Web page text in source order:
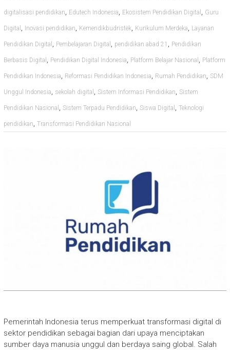
digitalisasi pendidikan, Edutech Indonesia, Ekosistem Pendidikan Digital , Guru
Digital , Inovasi pendidikan, Kemendikbudristek, Kurikulum Merdeka, Layanan
Pendidikan Digital , Pembelajaran Digital , pendidikan abad 21 , Pendidikan
Berbasis Digital , Pendidikan Digital Indonesia, Platform Belajar Nasional , Platform
Pendidikan Indonesia, Reformasi Pendidikan Indonesia, Rumah Pendidikan, SDM
Unggul Indonesia, sekolah digital , Sistem Informasi Pendidikan, Sistem
Pendidikan Nasional , Sistem Terpadu Pendidikan, Siswa Digital , Teknologi
pendidikan, Transformasi Pendidikan Nasional
Pemerintah Indonesia terus memperkuat transformasi digital di
sektor pendidikan sebagai bagian dari upaya menciptakan
sumber daya manusia unggul dan berdaya saing global. Salah